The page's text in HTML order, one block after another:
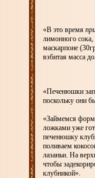
«В это время
лимонного
маскарпоне
взбитая масса
«Печенюшки
поскольку они
«Займемся
ложками уже
печенюшку
поливаем
лазаньи. На
чтобы
клубникой».